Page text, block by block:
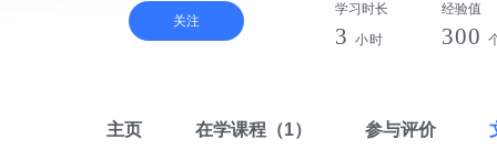
关注
学习时长
3 小时
经验值
300
主页 在学课程 （1） 参与评价